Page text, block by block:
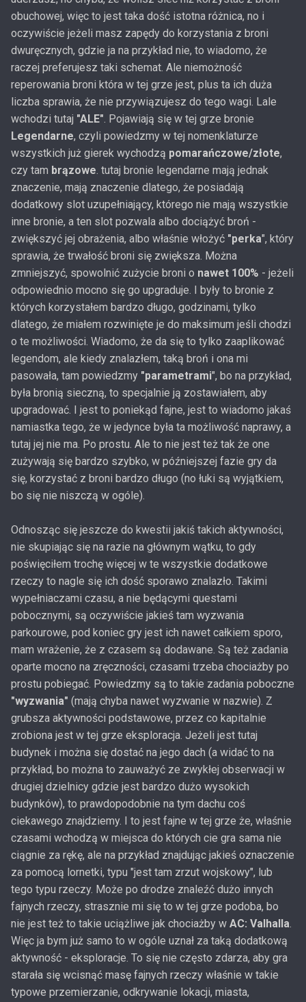
obuchowej, więc to jest taka dość istotna różnica, no i
oczywiście jeżeli masz zapędy do korzystania z broni
dwuręcznych, gdzie ja na przykład nie, to wiadomo, że
raczej preferujesz taki schemat. Ale niemożność
reperowania broni która w tej grze jest, plus ta ich duża
liczba sprawia, że nie przywiązujesz do tego wagi. Lale
wchodzi tutaj "ALE". Pojawiają się w tej grze bronie
Legendarne, czyli powiedzmy w tej nomenklaturze
wszystkich już gierek wychodzą pomarańczowe/złote,
czy tam brązowe. tutaj bronie legendarne mają jednak
znaczenie, mają znaczenie dlatego, że posiadają
dodatkowy slot uzupełniający, którego nie mają wszystkie
inne bronie, a ten slot pozwala albo dociążyć broń -
zwiększyć jej obrażenia, albo właśnie włożyć "perka", który
sprawia, że trwałość broni się zwiększa. Można
zmniejszyć, spowolnić zużycie broni o nawet 100% - jeżeli
odpowiednio mocno się go upgraduje. I były to bronie z
których korzystałem bardzo długo, godzinami, tylko
dlatego, że miałem rozwinięte je do maksimum jeśli chodzi
o te możliwości. Wiadomo, że da się to tylko zaaplikować
legendom, ale kiedy znalazłem, taką broń i ona mi
pasowała, tam powiedzmy "parametrami", bo na przykład,
była bronią sieczną, to specjalnie ją zostawiałem, aby
upgradować. I jest to poniekąd fajne, jest to wiadomo jakaś
namiastka tego, że w jedynce była ta możliwość naprawy, a
tutaj jej nie ma. Po prostu. Ale to nie jest też tak że one
zużywają się bardzo szybko, w późniejszej fazie gry da
się, korzystać z broni bardzo długo (no łuki są wyjątkiem,
bo się nie niszczą w ogóle).
Odnosząc się jeszcze do kwestii jakiś takich aktywności,
nie skupiając się na razie na głównym wątku, to gdy
poświęciłem trochę więcej w te wszystkie dodatkowe
rzeczy to nagle się ich dość sporawo znalazło. Takimi
wypełniaczami czasu, a nie będącymi questami
pobocznymi, są oczywiście jakieś tam wyzwania
parkourowe, pod koniec gry jest ich nawet całkiem sporo,
mam wrażenie, że z czasem są dodawane. Są też zadania
oparte mocno na zręczności, czasami trzeba chociażby po
prostu pobiegać. Powiedzmy są to takie zadania poboczne
"wyzwania" (mają chyba nawet wyzwanie w nazwie). Z
grubsza aktywności podstawowe, przez co kapitalnie
zrobiona jest w tej grze eksploracja. Jeżeli jest tutaj
budynek i można się dostać na jego dach (a widać to na
przykład, bo można to zauważyć ze zwykłej obserwacji w
drugiej dzielnicy gdzie jest bardzo dużo wysokich
budynków), to prawdopodobnie na tym dachu coś
ciekawego znajdziemy. I to jest fajne w tej grze że, właśnie
czasami wchodzą w miejsca do których cie gra sama nie
ciągnie za rękę, ale na przykład znajdując jakieś oznaczenie
za pomocą lornetki, typu "jest tam zrzut wojskowy", lub
tego typu rzeczy. Może po drodze znaleźć dużo innych
fajnych rzeczy, strasznie mi się to w tej grze podoba, bo
nie jest też to takie uciążliwe jak chociażby w AC: Valhalla.
Więc ja bym już samo to w ogóle uznał za taką dodatkową
aktywność - eksploracje. To się nie często zdarza, aby gra
starała się wcisnąć masę fajnych rzeczy właśnie w takie
typowe przemierzanie, odkrywanie lokacji, miasta,